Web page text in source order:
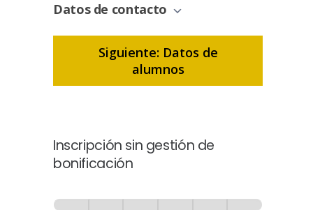
Datos de contacto
Siguiente: Datos de
alumnos
Inscripción sin gestión de
bonificación